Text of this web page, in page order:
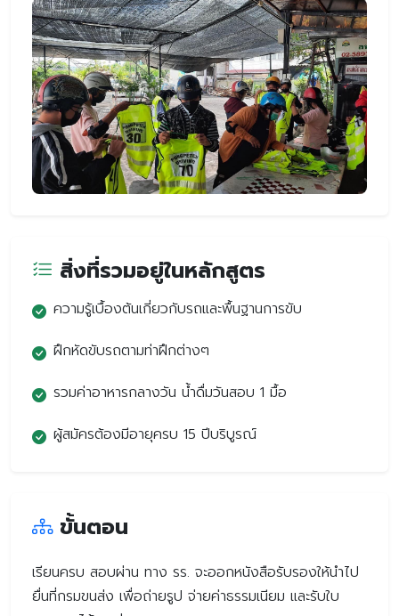
สิ่งที่รวมอยู่ในหลักสูตร
ความรู้เบื้องต้นเกี่ยวกับรถและพื้นฐานการขับ
ฝึกหัดขับรถตามท่าฝึกต่างๆ
รวมค่าอาหารกลางวัน น้ำดื่มวันสอบ 1 มื้อ
ผู้สมัครต้องมีอายุครบ 15 ปีบริบูรณ์
ขั้นตอน
เรียนครบ สอบผ่าน ทาง รร. จะออกหนังสือรับรองให้นำไป
ยื่นที่กรมขนส่ง เพื่อถ่ายรูป จ่ายค่าธรรมเนียม และรับใบ